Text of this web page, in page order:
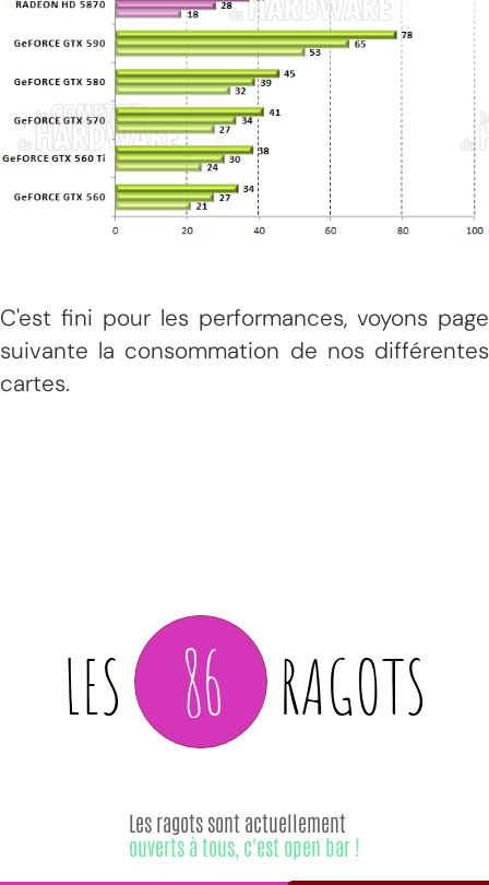
C'est fini pour les performances, voyons page
suivante la consommation de nos différentes
cartes.
LES 86 RAGOTS
Les ragots sont actuellement
ouverts à tous, c'est open bar !